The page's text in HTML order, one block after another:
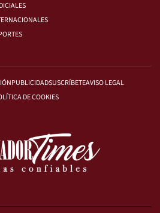
PUBLICIDADSUSCRÍBETEAVISO LEGAL
DE COOKIES